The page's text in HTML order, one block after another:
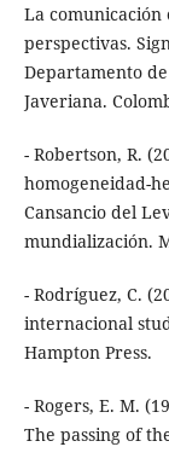
La comunicación
perspectivas.
Departamento
Javeriana.
- Robertson, R.
homogeneidad-
Cansancio del
mundialización.
- Rodríguez, C.
internacional
Hampton Press.
- Rogers, E. M.
The passing of